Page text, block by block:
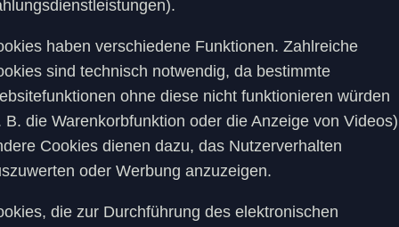
haben verschiedene Funktionen. Zahlreiche
sind technisch notwendig, da bestimmte
ohne diese nicht funktionieren würden
B. die Warenkorbfunktion oder die Anzeige von
Cookies dienen dazu, das Nutzerverhalten
oder Werbung anzuzeigen.
die zur Durchführung des elektronischen